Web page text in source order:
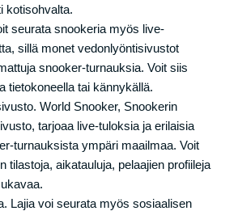
kotisohvalta.
seurata snookeria myös live-
sillä monet vedonlyöntisivustot
snooker-turnauksia. Voit siis
tietokoneella tai kännykällä.
World Snooker, Snookerin
tarjoaa live-tuloksia ja erilaisia
turnauksista ympäri maailmaa. Voit
tilastoja, aikatauluja, pelaajien profiileja
Lajia voi seurata myös sosiaalisen